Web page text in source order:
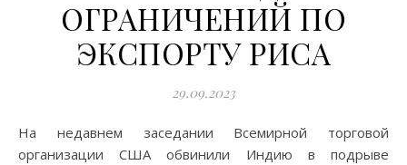
ОГРАНИЧЕНИЙ ПО
ЭКСПОРТУ РИСА
29.09.2023
На недавнем заседании Всемирной торговой
организации США обвинили Индию в подрыве